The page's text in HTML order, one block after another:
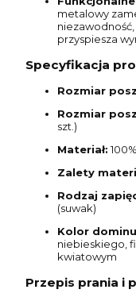
metalowy
niezawodność,
przyspiesza
Specyfikacja
Rozmiar
Rozmiar
szt.)
Materiał:
Zalety
Rodzaj
(suwak)
Kolor
niebieskiego,
kwiatowym
Przepis prania i